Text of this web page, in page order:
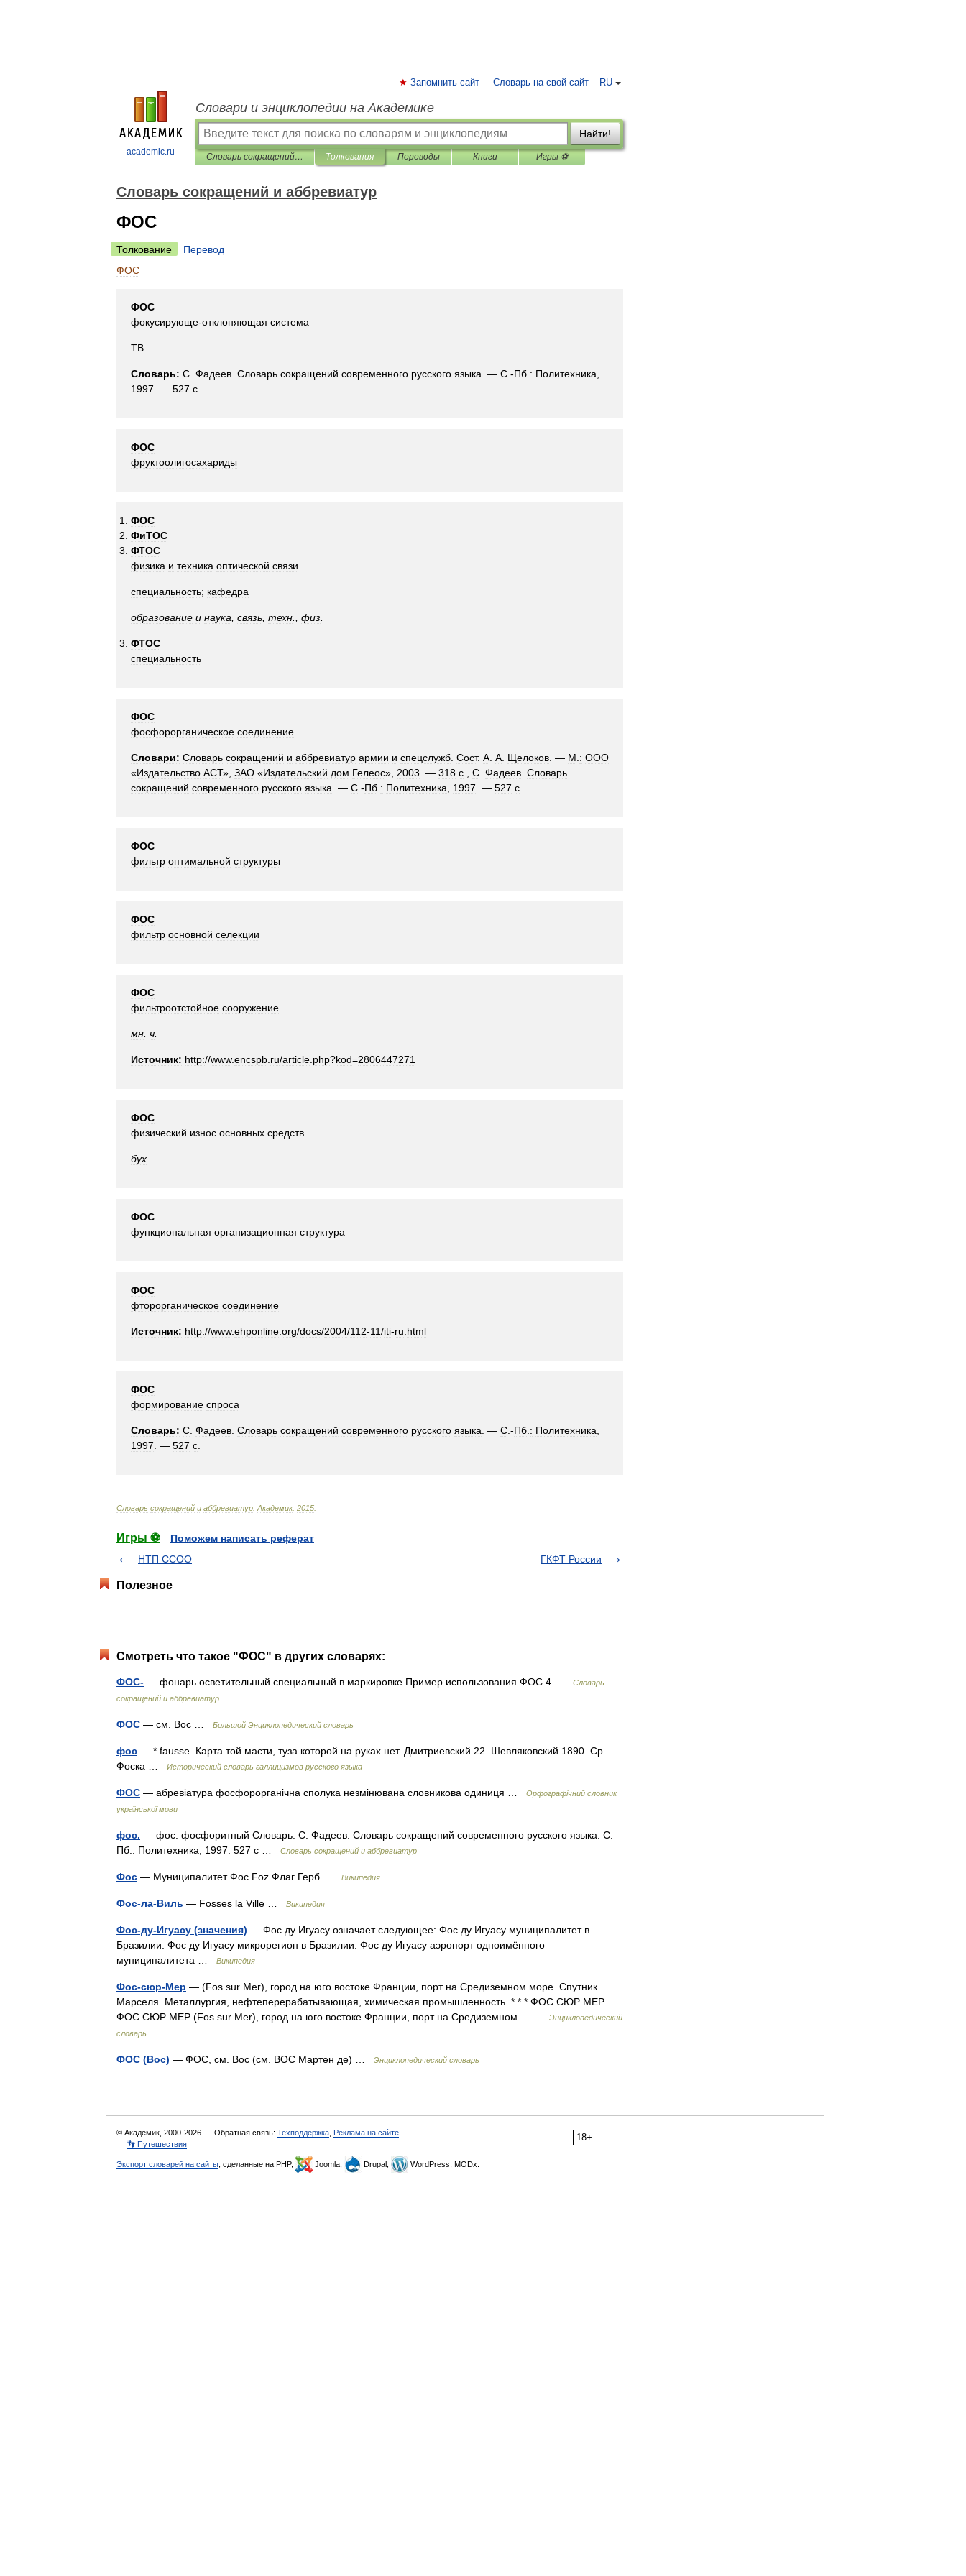
academic.ru
RU
Запомнить сайт Словарь на свой сайт
Словари и энциклопедии на Академике
Найти!
Словарь сокращений и аббревиатур Толкования Переводы Книги Игры ⚽
Словарь сокращений и аббревиатур
ФОС
Толкование
Перевод
ФОС
ФОС
фокусирующе-отклоняющая система
ТВ
Словарь: С Фадеев Словарь сокращений современного русского языка . — С .-Пб : Политехника
1997 . — 527 с
ФОС
фруктоолигосахариды
ФОС
ФиТОС
ФТОС
физика и техника оптической связи
специальность; кафедра
образование и наука связь техн физ
ФТОС
специальность
ФОС
фосфорорганическое соединение
Словари: Словарь сокращений и аббревиатур армии и спецслужб Сост. А А Щелоков . — М : ООО
«Издательство АСТ», ЗАО «Издательский дом Гелеос», 2003 . — 318 с С Фадеев Словарь
сокращений современного русского языка . — С .-Пб : Политехника 1997 . — 527 с
ФОС
фильтр оптимальной структуры
ФОС
фильтр основной селекции
ФОС
фильтроотстойное сооружение
мн ч
Источник: http://www.encspb ru/article php?kod=2806447271
ФОС
физический износ основных средств
бух
ФОС
функциональная организационная структура
ФОС
фторорганическое соединение
Источник: http://www.ehponline org/docs/2004/112-11/iti-ru html
ФОС
формирование спроса
Словарь: С Фадеев Словарь сокращений современного русского языка . — С .-Пб : Политехника
1997 . — 527 с
Словарь сокращений и аббревиатур Академик. 2015
Игры ⚽
Поможем написать реферат
НТП ССОО
ГКФТ России
Полезное
Смотреть что такое "ФОС" в других словарях:
ФОС- — фонарь осветительный специальный в маркировке Пример использования ФОС 4 …
Словарь
сокращений и аббревиатур
ФОС — см. Вос … Большой Энциклопедический словарь
фос — * fausse. Карта той масти, туза которой на руках нет. Дмитриевский 22. Шевляковский 1890. Ср.
Фоска …
Исторический словарь галлицизмов русского языка
ФОС — абревіатура фосфорорганічна сполука незмінювана словникова одиниця …
Орфографічний словник
української мови
фос. — фос. фосфоритный Словарь: С. Фадеев. Словарь сокращений современного русского языка. С.
Пб.: Политехника, 1997. 527 с …
Словарь сокращений и аббревиатур
Фос — Муниципалитет Фос Foz Флаг Герб … Википедия
Фос-ла-Виль — Fosses la Ville … Википедия
Фос-ду-Игуасу (значения) — Фос ду Игуасу означает следующее: Фос ду Игуасу муниципалитет в
Бразилии. Фос ду Игуасу микрорегион в Бразилии. Фос ду Игуасу аэропорт одноимённого
муниципалитета …
Википедия
Фос-сюр-Мер — (Fos sur Mer), город на юго востоке Франции, порт на Средиземном море. Спутник
Марселя. Металлургия, нефтеперерабатывающая, химическая промышленность. * * * ФОС СЮР МЕР
ФОС СЮР МЕР (Fos sur Mer), город на юго востоке Франции, порт на Средиземном… …
Энциклопедический
словарь
ФОС (Вос) — ФОС, см. Вос (см. ВОС Мартен де) … Энциклопедический словарь
18+
© Академик, 2000-2026 Обратная связь: Техподдержка Реклама на сайте
👣 Путешествия
Экспорт словарей на сайты , сделанные на PHP, Joomla, Drupal, WordPress, MODx.